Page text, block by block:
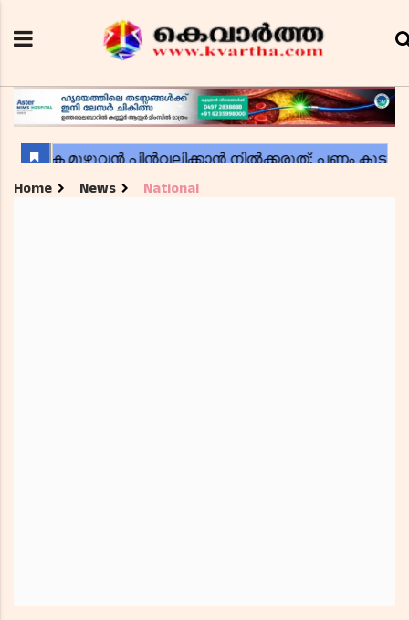
Home News National